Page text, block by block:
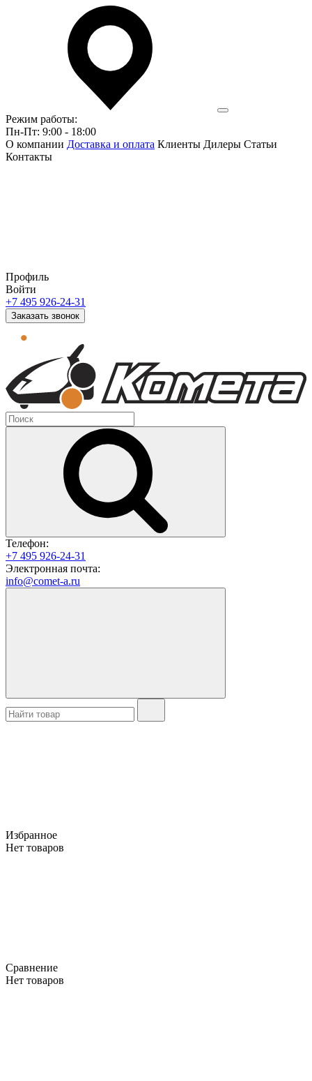
Режим работы:
Пн-Пт: 9:00 - 18:00
О компании Доставка и оплата Клиенты Дилеры Статьи
Контакты
Профиль
Войти
+7 495 926-24-31
Заказать звонок
Телефон:
+7 495 926-24-31
Электронная почта:
info@comet-a.ru
Избранное
Нет товаров
Сравнение
Нет товаров